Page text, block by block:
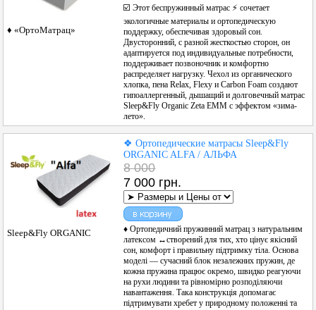
♦ «ОртоМатрац»
☑️ Этот беспружинный матрас ⚡ сочетает
экологичные материалы и ортопедическую
поддержку, обеспечивая здоровый сон.
Двусторонний, с разной жесткостью сторон, он
адаптируется под индивидуальные потребности,
поддерживает позвоночник и комфортно
распределяет нагрузку. Чехол из органического
хлопка, пена Relax, Flexy и Carbon Foam создают
гипоаллергенный, дышащий и долговечный матрас
Sleep&Fly Organic Zeta ЕММ с эффектом «зима-
лето».
Sleep&Fly ORGANIC
❖ Ортопедические матрасы Sleep&Fly
ORGANIC ALFA / АЛЬФА
8 000
7 000 грн.
♦ Ортопедичний пружинний матрац з натуральним
латексом ↔створений для тих, хто цінує якісний
сон, комфорт і правильну підтримку тіла. Основа
моделі — сучасний блок незалежних пружин, де
кожна пружина працює окремо, швидко реагуючи
на рухи людини та рівномірно розподіляючи
навантаження. Така конструкція допомагає
підтримувати хребет у природному положенні та